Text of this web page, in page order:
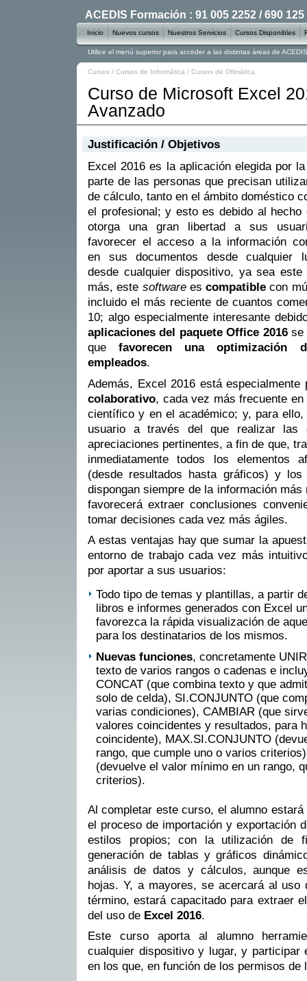
Cursos / Cursos de Informática / Cursos de Ofimática
Curso de Microsoft Excel
Avanzado
Justificación / Objetivos
Excel 2016 es la aplicación elegida por
parte de las personas que precisan
de cálculo, tanto en el ámbito doméstico
el profesional; y esto es debido al hecho
otorga una gran libertad a sus
favorecer el acceso a la información
en sus documentos desde cualquier
desde cualquier dispositivo, ya sea
más, este softwarees compatible con
incluido el más reciente de cuantos
10; algo especialmente interesante
aplicaciones del paquete Office 2016se
quefavorecen una optimización
empleados.
Además, Excel 2016 está
colaborativo, cada vez más frecuente
científico y en el académico; y, para
usuario a través del que realizar las
apreciaciones pertinentes, a fin de que,
inmediatamente todos los elementos
(desde resultados hasta gráficos) y
dispongan siempre de la información
favorecerá extraer conclusiones
tomar decisiones cada vez más ágiles.
A estas ventajas hay que sumar la
entorno de trabajo cada vez más
por aportar a sus usuarios:
Todo tipo de temas y plantillas, a partir
libros e informes generados con Excel
favorezca la rápida visualización de
para los destinatarios de los mismos.
Nuevas funciones, concretamente
texto de varios rangos o cadenas e
CONCAT (que combina texto y que
solo de celda), SI.CONJUNTO (que
varias condiciones), CAMBIAR (que
valores coincidentes y resultados, para
coincidente), MAX.SI.CONJUNTO
rango, que cumple uno o varios
(devuelve el valor mínimo en un rango,
criterios).
Al completar este curso, el alumno
el proceso de importación y exportación
estilos propios; con la utilización de
generación de tablas y gráficos
análisis de datos y cálculos, aunque
hojas. Y, a mayores, se acercará al
término, estará capacitado para extraer
del uso de Excel 2016.
Este curso aporta al alumno
cualquier dispositivo y lugar, y participar
en los que, en función de los permisos de
ACEDIS Formación : 91 005 2252 / 690 125
Inicio Nuevos cursos Nuestros Servicios Cursos Disponibles
Utilice el menú superior para acceder a las distintas áreas de